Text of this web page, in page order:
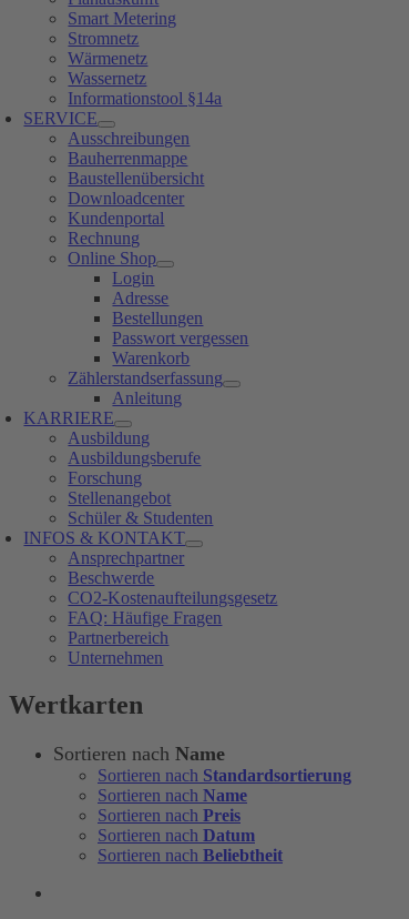
Smart Metering
Stromnetz
Wärmenetz
Wassernetz
Informationstool §14a
SERVICE
Ausschreibungen
Bauherrenmappe
Baustellenübersicht
Downloadcenter
Kundenportal
Rechnung
Online Shop
Login
Adresse
Bestellungen
Passwort vergessen
Warenkorb
Zählerstandserfassung
Anleitung
KARRIERE
Ausbildung
Ausbildungsberufe
Forschung
Stellenangebot
Schüler & Studenten
INFOS & KONTAKT
Ansprechpartner
Beschwerde
CO2-Kostenaufteilungsgesetz
FAQ: Häufige Fragen
Partnerbereich
Unternehmen
Wertkarten
Sortieren nach Name
Sortieren nach Standardsortierung
Sortieren nach Name
Sortieren nach Preis
Sortieren nach Datum
Sortieren nach Beliebtheit